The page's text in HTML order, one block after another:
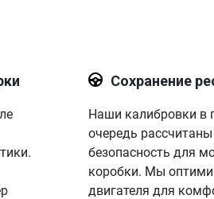
Сохранение
Наши калибровки в
очередь
безопасность для
коробки. Мы
двигателя для